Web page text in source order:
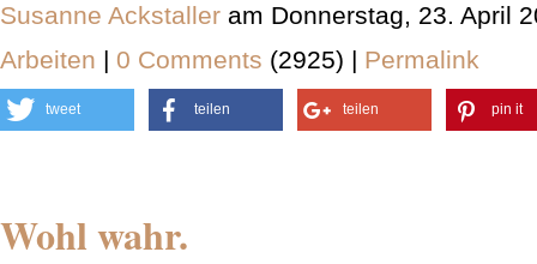
Susanne Ackstaller am Donnerstag, 23. April
Arbeiten | 0 Comments (2925) | Permalink
tweet teilen teilen pin it
Wohl wahr.